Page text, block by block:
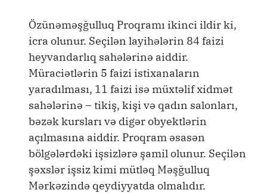
Özünəməşğulluq Proqramı ikinci ildir ki,
icra olunur. Seçilən layihələrin 84 faizi
heyvandarlıq sahələrinə aiddir.
Müraciətlərin 5 faizi istixanaların
yaradılması, 11 faizi isə müxtəlif xidmət
sahələrinə – tikiş, kişi və qadın salonları,
bəzək kursları və digər obyektlərin
açılmasına aiddir. Proqram əsasən
bölgələrdəki işsizlərə şamil olunur. Seçilən
şəxslər işsiz kimi mütləq Məşğulluq
Mərkəzində qeydiyyatda olmalıdır.